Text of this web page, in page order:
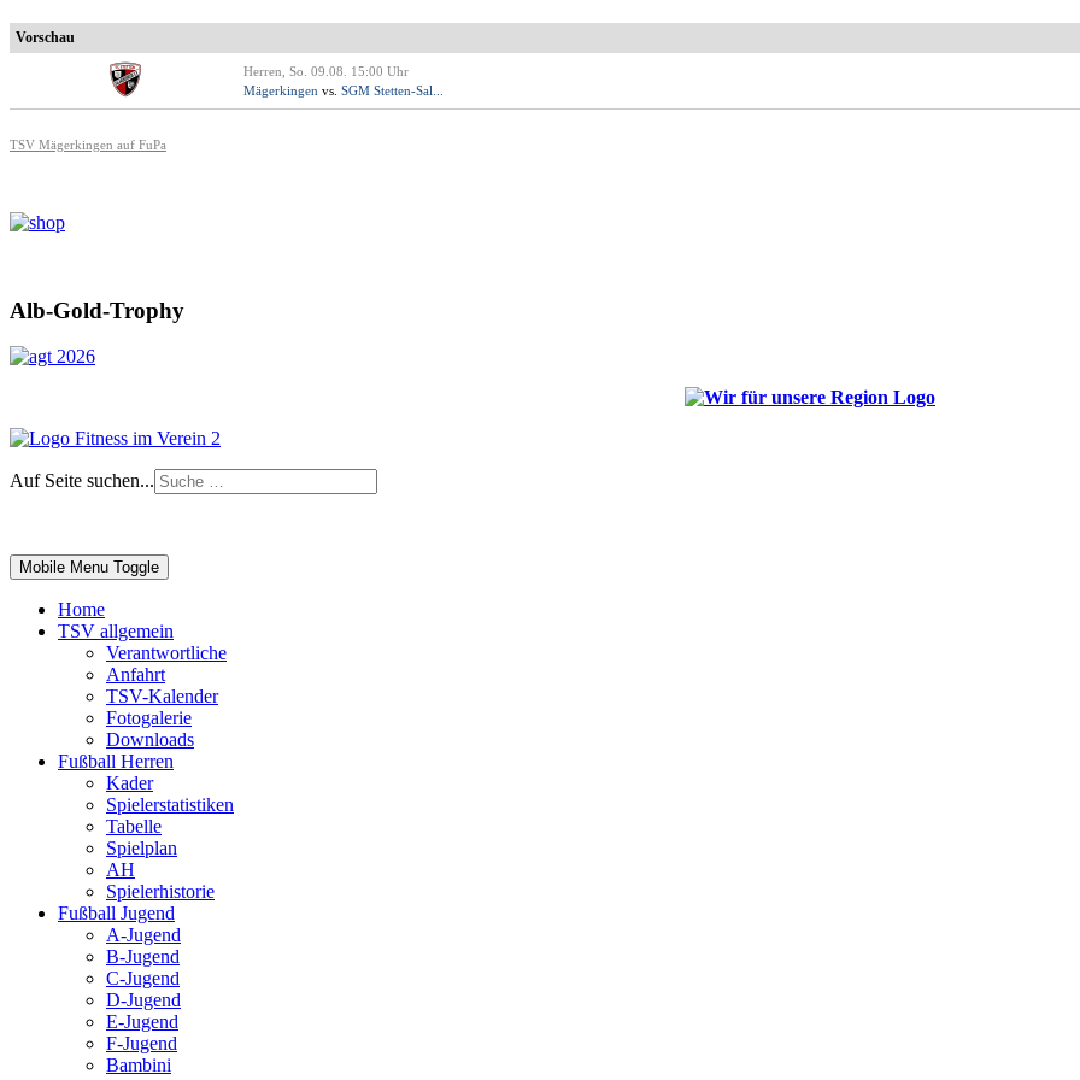
Vorschau
Herren, So. 09.08. 15:00 Uhr
Mägerkingen vs. SGM Stetten-Sal...
TSV Mägerkingen auf FuPa
Alb-Gold-Trophy
Auf Seite suchen...
Mobile Menu Toggle
Home
TSV allgemein
Verantwortliche
Anfahrt
TSV-Kalender
Fotogalerie
Downloads
Fußball Herren
Kader
Spielerstatistiken
Tabelle
Spielplan
AH
Spielerhistorie
Fußball Jugend
A-Jugend
B-Jugend
C-Jugend
D-Jugend
E-Jugend
F-Jugend
Bambini